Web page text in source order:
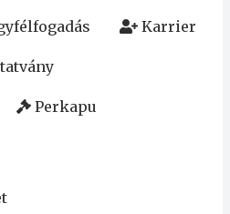
Karrier
Perkapu